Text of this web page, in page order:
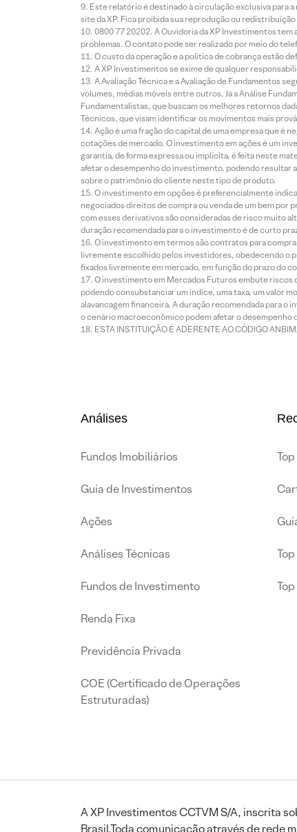
Este relatório é destinado à circulação exclusiva para
site da XP. Fica proibida sua reprodução ou
0800 77 20202. A Ouvidoria da XP Investimentos
problemas. O contato pode ser realizado por meio do
O custo da operação e a política de cobrança estão
A XP Investimentos se exime de qualquer
A Avaliação Técnica e a Avaliação de Fundamentos
volumes, médias móveis entre outros. Já a Análise
Fundamentalistas, que buscam os melhores retornos
Técnicos, que visam identificar os movimentos mais
Ação é uma fração do capital de uma empresa que é
cotações de mercado. O investimento em ações é um
garantia, de forma expressa ou implícita, é feita neste
afetar o desempenho do investimento, podendo resultar
sobre o patrimônio do cliente neste tipo de produto.
O investimento em opções é preferencialmente
negociados direitos de compra ou venda de um bem por
com esses derivativos são consideradas de risco muito
duração recomendada para o investimento é de curto
O investimento em termos são contratos para
livremente escolhido pelos investidores, obedecendo o
fixados livremente em mercado, em função do prazo do
O investimento em Mercados Futuros embute
podendo consubstanciar um índice, uma taxa, um valor
alavancagem financeira. A duração recomendada para
o cenário macroeconômico podem afetar o desempenho
ESTA INSTITUIÇÃO É ADERENTE AO CÓDIGO
Análises
Fundos Imobiliários
Guia de Investimentos
Ações
Análises Técnicas
Fundos de Investimento
Renda Fixa
Previdência Privada
COE (Certificado de Operações
Estruturadas)
A XP Investimentos CCTVM S/A, inscrita
Brasil.Toda comunicação através de rede